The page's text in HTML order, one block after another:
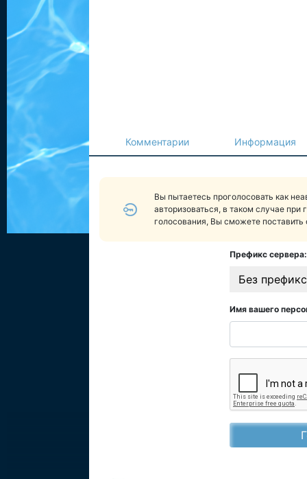
Комментарии Информация
Вы пытаетесь проголосовать как
авторизоваться, в таком случае при
голосования, Вы сможете поставить
Префикс сервера:
Без
Имя вашего